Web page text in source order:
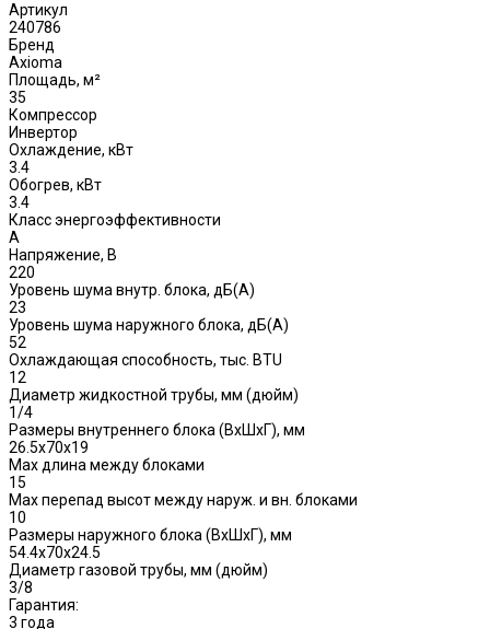
Артикул
240786
Бренд
Axioma
Площадь, м²
35
Компрессор
Инвертор
Охлаждение, кВт
3.4
Обогрев, кВт
3.4
Класс энергоэффективности
A
Напряжение, В
220
Уровень шума внутр. блока, дБ(А)
23
Уровень шума наружного блока, дБ(A)
52
Охлаждающая способность, тыс. BTU
12
Диаметр жидкостной трубы, мм (дюйм)
1/4
Размеры внутреннего блока (ВхШхГ), мм
26.5x70x19
Max длина между блоками
15
Max перепад высот между наруж. и вн. блоками
10
Размеры наружного блока (ВхШхГ), мм
54.4x70x24.5
Диаметр газовой трубы, мм (дюйм)
3/8
Гарантия:
3 года